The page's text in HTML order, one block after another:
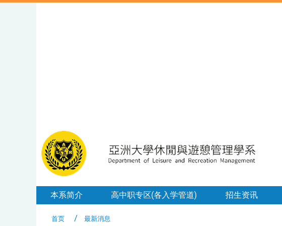
本系简介 高中职专区(各入学管道) 招生资讯
首页 最新消息